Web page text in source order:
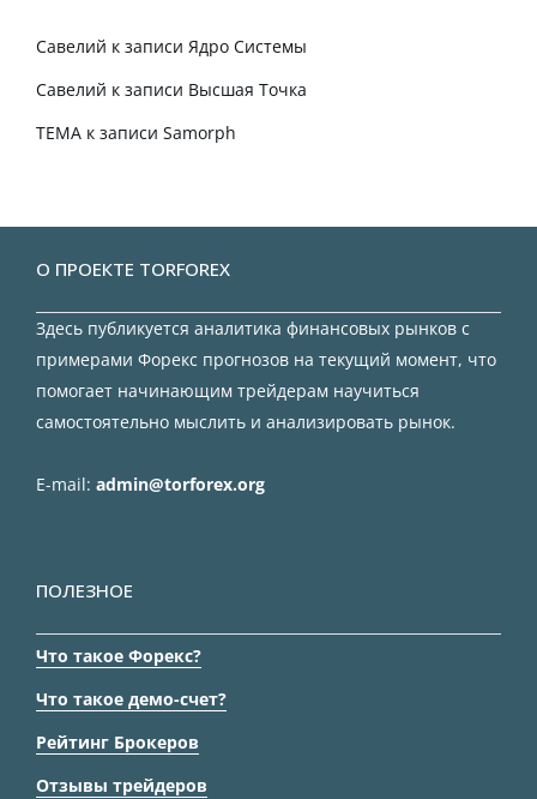
Савелий к записи Ядро Системы
Савелий к записи Высшая Точка
TEMA к записи Samorph
О ПРОЕКТЕ TORFOREX
Здесь публикуется аналитика финансовых рынков с
примерами Форекс прогнозов на текущий момент, что
помогает начинающим трейдерам научиться
самостоятельно мыслить и анализировать рынок.
E-mail: admin@torforex.org
ПОЛЕЗНОЕ
Что такое Форекс?
Что такое демо-счет?
Рейтинг Брокеров
Отзывы трейдеров